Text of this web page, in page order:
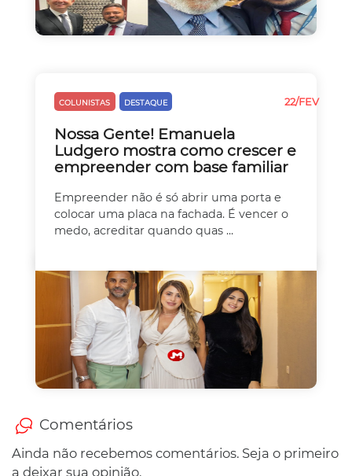
COLUNISTAS DESTAQUE 22/FEV
Nossa Gente! Emanuela
Ludgero mostra como crescer e
empreender com base familiar
Empreender não é só abrir uma porta e
colocar uma placa na fachada. É vencer o
medo, acreditar quando quas ...
Comentários
Ainda não recebemos comentários. Seja o primeiro
a deixar sua opinião.